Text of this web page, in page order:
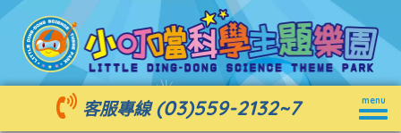
menu
客服專線 (03)559-2132~7